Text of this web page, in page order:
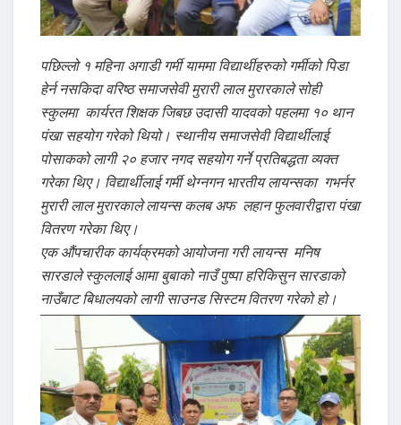
पछिल्लो १ महिना अगाडी गर्मी याममा विद्यार्थीहरुको गर्मीको पिडा
हेर्न नसकिदा वरिष्ठ समाजसेवी मुरारी लाल मुरारकाले सोही
स्कुलमा कार्यरत शिक्षक जिबछ उदासी यादवको पहलमा १० थान
पंखा सहयोग गरेको थियो। स्थानीय समाजसेवी विद्यार्थीलाई
पोसाकको लागी २० हजार नगद सहयोग गर्ने प्रतिबद्धता व्यक्त
गरेका थिए। विद्यार्थीलाई गर्मी थेग्नगन भारतीय लायन्सका गभर्नर
मुरारी लाल मुरारकाले लायन्स कलब अफ लहान फुलवारीद्वारा पंखा
वितरण गरेका थिए।
एक औंपचारीक कार्यक्रमको आयोजना गरी लायन्स मनिष
सारडाले स्कुललाई आमा बुबाको नाउँ पुष्पा हरिकिसुन सारडाको
नाउँबाट बिधालयको लागी साउनड सिस्टम वितरण गरेको हो।